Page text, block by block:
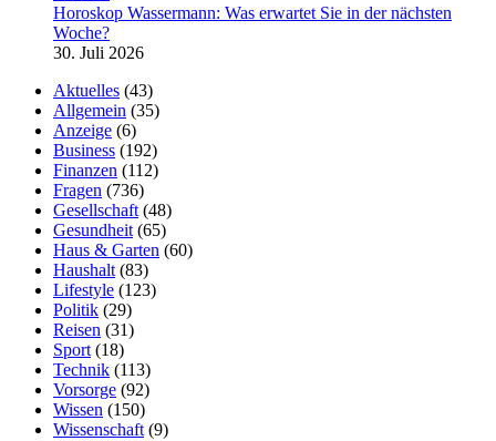
Horoskop Wassermann: Was erwartet Sie in der nächsten
Woche?
30. Juli 2026
Aktuelles (43)
Allgemein (35)
Anzeige (6)
Business (192)
Finanzen (112)
Fragen (736)
Gesellschaft (48)
Gesundheit (65)
Haus & Garten (60)
Haushalt (83)
Lifestyle (123)
Politik (29)
Reisen (31)
Sport (18)
Technik (113)
Vorsorge (92)
Wissen (150)
Wissenschaft (9)